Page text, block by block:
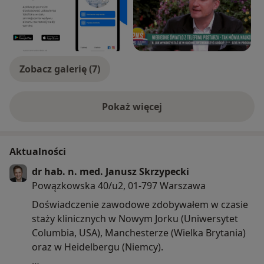
Zobacz galerię (7)
Pokaż więcejo doświadczeniu
Aktualności
dr hab. n. med. Janusz Skrzypecki
Powązkowska 40/u2, 01-797 Warszawa
Doświadczenie zawodowe zdobywałem w czasie
staży klinicznych w Nowym Jorku (Uniwersytet
Columbia, USA), Manchesterze (Wielka Brytania)
oraz w Heidelbergu (Niemcy).